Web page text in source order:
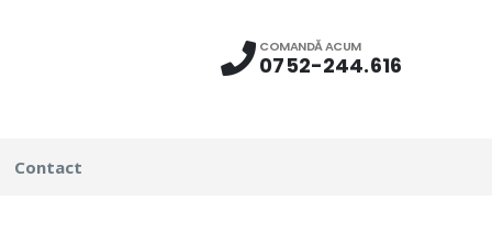
COMANDĂ ACUM
0752-244.616
Contact